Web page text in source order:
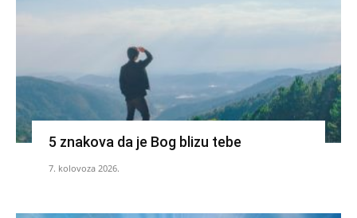
5 znakova da je Bog blizu tebe
7. kolovoza 2026.